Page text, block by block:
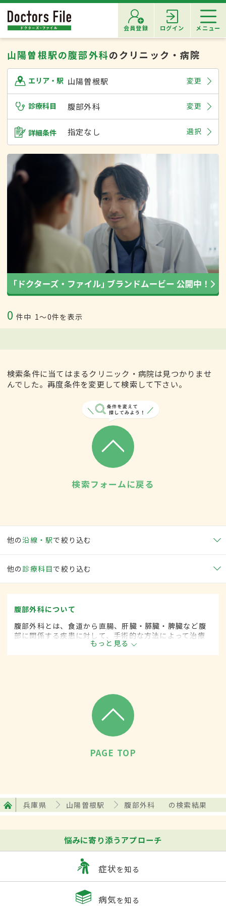
会員登録 ログイン メニュー
山陽曽根駅の腹部外科のクリニック・病院
エリア・駅 山陽曽根駅 変更
診療科目 腹部外科 変更
詳細条件 指定なし 選択
0 件中 1〜0件を表示
検索条件に当てはまるクリニック・病院は見つかりませ
んでした。再度条件を変更して検索して下さい。
検索フォームに戻る
他の沿線・駅で絞り込む
他の 診療科目で絞り込む
腹部外科について
腹部外科とは、食道から直腸、肝臓・膵臓・脾臓など腹
部に関係する疾患に対して、手術的な方法によって治療
する外科の一領域です。もっと見る
PAGE TOP
兵庫県 山陽曽根駅 腹部外科 の検索結果
悩みに寄り添うアプローチ
症状を知る
病気を知る